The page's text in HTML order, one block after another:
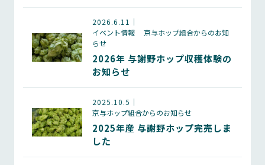
2026.6.11
イベント情報
京与ホップ組合からのお知
らせ
2026年 与謝野ホップ収穫体験の
お知らせ
2025.10.5
京与ホップ組合からのお知らせ
2025年産 与謝野ホップ完売しま
した